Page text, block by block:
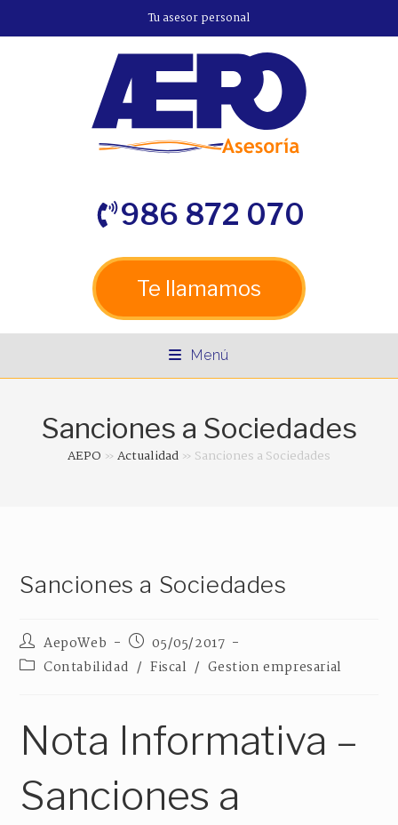
Tu asesor personal
986 872 070
Te llamamos
Menú
Sanciones a Sociedades
AEPO » Actualidad » Sanciones a Sociedades
Sanciones a Sociedades
AepoWeb
05/05/2017
Contabilidad / Fiscal / Gestion empresarial
Nota Informativa –
Sanciones a